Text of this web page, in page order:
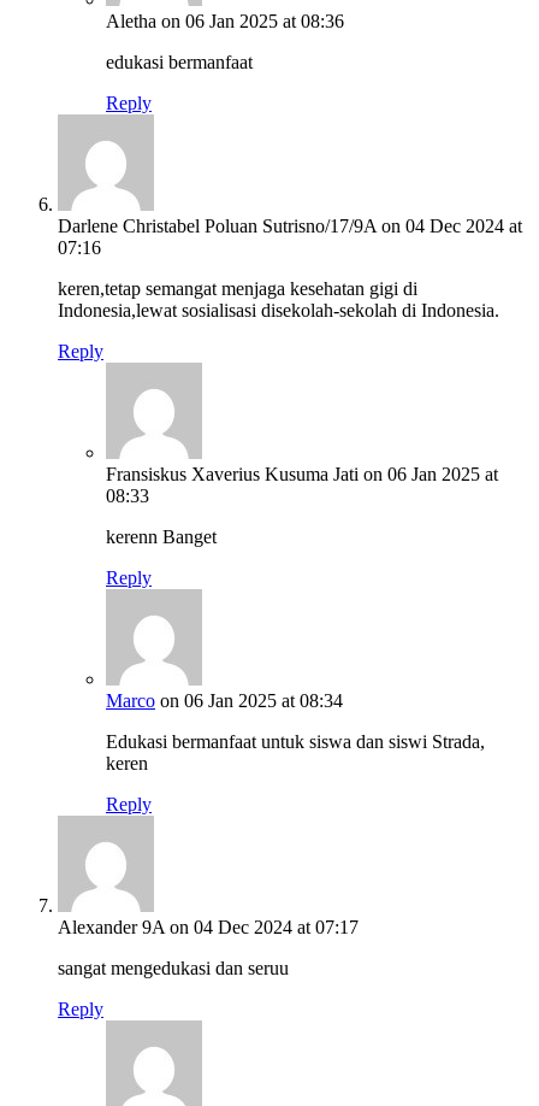
Aletha on 06 Jan 2025 at 08:36
edukasi bermanfaat
Reply
Darlene Christabel Poluan Sutrisno/17/9A on 04 Dec 2024 at
07:16
keren,tetap semangat menjaga kesehatan gigi di
Indonesia,lewat sosialisasi disekolah-sekolah di Indonesia.
Reply
Fransiskus Xaverius Kusuma Jati on 06 Jan 2025 at
08:33
kerenn Banget
Reply
Marco on 06 Jan 2025 at 08:34
Edukasi bermanfaat untuk siswa dan siswi Strada,
keren
Reply
Alexander 9A on 04 Dec 2024 at 07:17
sangat mengedukasi dan seruu
Reply